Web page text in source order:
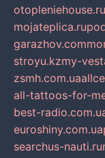
otopleniehouse.ru
mojateplica.ru
garazhov.com
stroyu.kzmy-
zsmh.com.ua
all-tattoos-for-
best-
euroshiny.com.ua
searchus-nauti.ru